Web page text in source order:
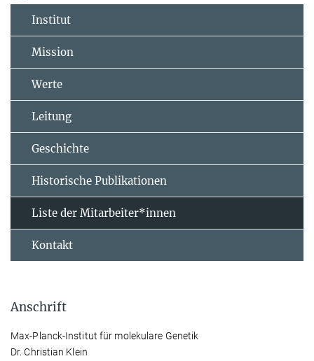
Institut
Mission
Werte
Leitung
Geschichte
Historische Publikationen
Liste der Mitarbeiter*innen
Kontakt
Anschrift
Max-Planck-Institut für molekulare Genetik
Dr. Christian Klein